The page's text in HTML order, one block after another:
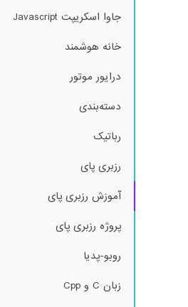
جاوا اسکریپت Javascript
خانه هوشمند
درایور موتور
دسته‌بندی
رباتیک
رزبری پای
آموزش رزبری پای
پروژه رزبری پای
روبو-پدیا
زبان C و Cpp